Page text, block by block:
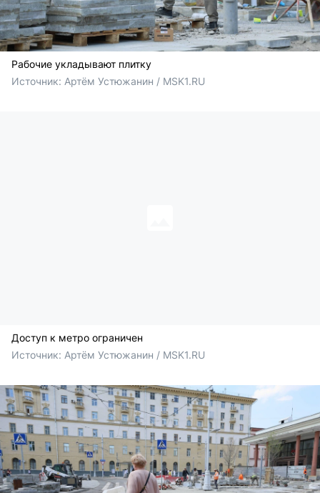
Рабочие укладывают плитку
Источник: Артём Устюжанин / MSK1.RU
Доступ к метро ограничен
Источник: Артём Устюжанин / MSK1.RU